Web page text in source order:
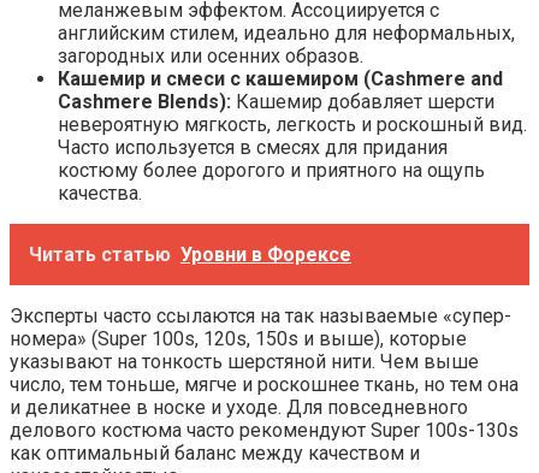
меланжевым эффектом. Ассоциируется с
английским стилем, идеально для неформальных,
загородных или осенних образов.
Кашемир и смеси с кашемиром (Cashmere and
Cashmere Blends): Кашемир добавляет шерсти
невероятную мягкость, легкость и роскошный вид.
Часто используется в смесях для придания
костюму более дорогого и приятного на ощупь
качества.
Читать статью Уровни в Форексе
Эксперты часто ссылаются на так называемые «супер-
номера» (Super 100s, 120s, 150s и выше), которые
указывают на тонкость шерстяной нити. Чем выше
число, тем тоньше, мягче и роскошнее ткань, но тем она
и деликатнее в носке и уходе. Для повседневного
делового костюма часто рекомендуют Super 100s-130s
как оптимальный баланс между качеством и